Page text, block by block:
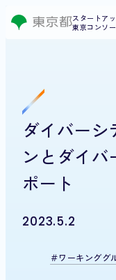
スタートア
東京コンソ
ダイバーシ
ンとダイバ
ポート
2023.5.2
ワーキンググ